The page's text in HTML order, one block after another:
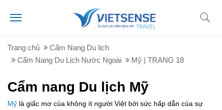
Trang chủ
Cẩm Nang Du lịch
Cẩm Nang Du Lịch Nước Ngoài
Mỹ | TRANG 18
Cẩm nang Du lịch Mỹ
Mỹ là giấc mơ của không ít người Việt bởi sức hấp dẫn của sự